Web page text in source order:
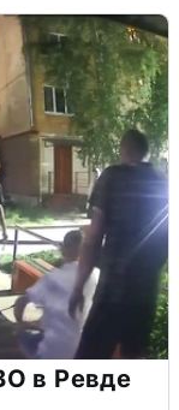
в Ревде